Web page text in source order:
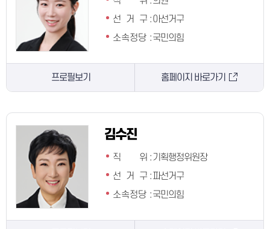
선 거 구 :아선거구
소속정당 :국민의힘
프로필보기 홈페이지 바로가기
김수진
직 위
:기획행정위원장
선 거 구 :파선거구
소속정당 :국민의힘